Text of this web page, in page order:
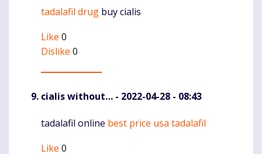
Komentaras
tadalafil drug buy cialis
Like 0
Dislike 0
cialis without… - 2022-04-28 - 08:43
Komentaras
tadalafil online best price usa tadalafil
Like 0